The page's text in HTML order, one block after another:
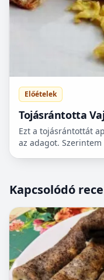
Előételek
Tojásrántotta
Ezt a tojásrántottát
az adagot.
Kapcsolódó